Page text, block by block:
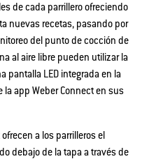
de cada parrillero ofreciendo
nuevas recetas, pasando por
del punto de cocción de
al aire libre pueden utilizar la
pantalla LED integrada en la
la app Weber Connect en sus
a los parrilleros el
debajo de la tapa a través de